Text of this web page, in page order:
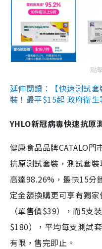
點
延伸閱讀：【快速測試
裝！最平$15起 政府衛
YHLO新冠病毒快速抗原
健康食品品牌CATALO門
抗原測試套裝，測試套
高達98.26%，最快15分
定金額換購更可享有獨
（單售價$39），而5支
$180），平均每支測試
有限，售完即止。